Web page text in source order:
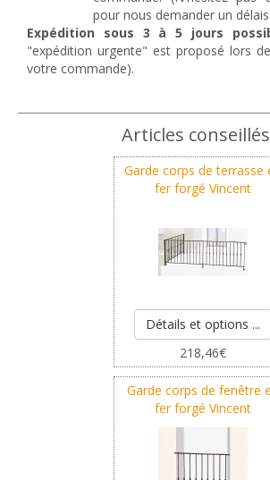
pour nous demander un
Expédition sous 3 à 5 jours
"expédition urgente" est proposé lors
votre commande).
Articles
Garde corps de terrasse
fer forgé Vincent
Détails et options ...
218,46€
Garde corps de fenêtre
fer forgé Vincent